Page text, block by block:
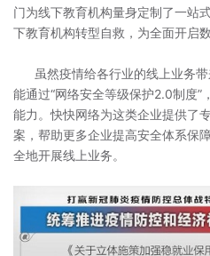
门为线下教育机构量身定制了一站
下教育机构转型自救，为全面开启
虽然疫情给各行业的线上业务带
能通过“网络安全等级保护2.0制度
能力。快快网络为这类企业提供了
案，帮助更多企业提高安全体系保
全地开展线上业务。